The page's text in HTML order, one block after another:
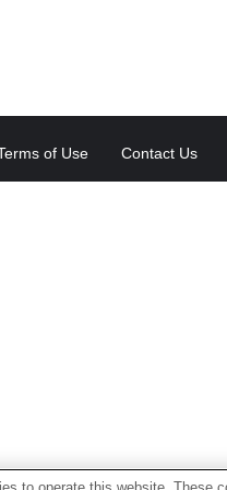
of Use Contact Us